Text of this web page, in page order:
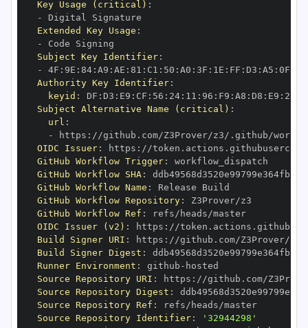
Key Usage (critical) :
-
Extended Key Usage :
-
Subject Key Identifier:
-
4F : 9E : 84: A9 : AE : 81 : C1 : 50 : A0 : 3F : 1E : FF : D3 : A5 : 0F
Authority Key Identifier:
keyid : DF : D3 : E9 : CF : 56 : 24: 11 : 96 : F9 : A8 : D8 : E9 : 28
Subject Alternative Name (critical) :
url :
-
https :
OIDC Issuer: https :
GitHub Workflow Trigger:
GitHub Workflow SHA:
GitHub Workflow Name :
GitHub Workflow Repository:
GitHub Workflow Ref :
refs/heads/master
OIDC Issuer (v2) : https :
Build Signer URI : https :
Build Signer Digest :
Runner Environment : github -
Source Repository URI : https :
Source Repository Digest :
Source Repository Ref :
refs/heads/master
Source Repository Identifier:
'32944298'